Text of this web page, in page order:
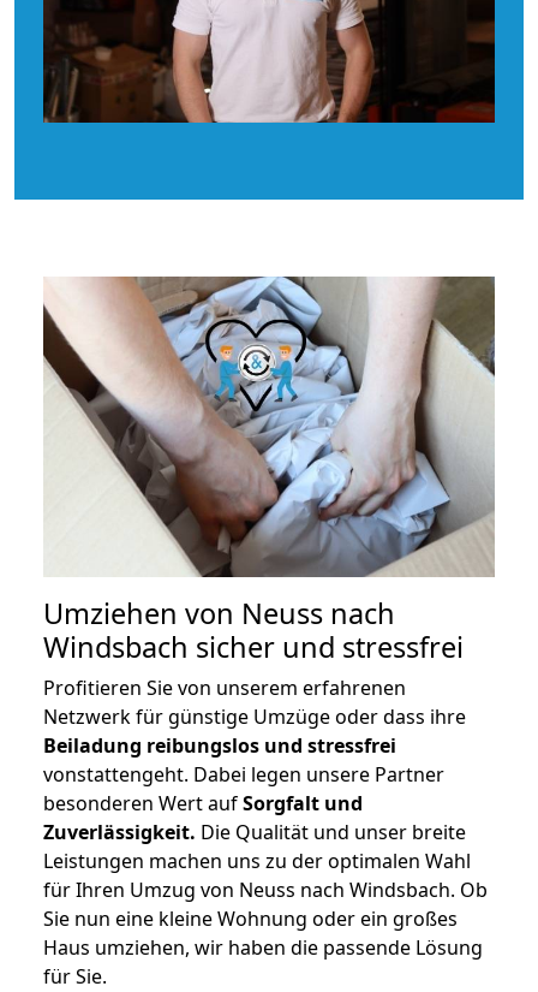
Umziehen von Neuss nach
Windsbach sicher und stressfrei
Profitieren Sie von unserem erfahrenen
Netzwerk für günstige Umzüge oder dass ihre
Beiladung reibungslos und stressfrei
vonstattengeht. Dabei legen unsere Partner
besonderen Wert aufSorgfalt und
Zuverlässigkeit. Die Qualität und unser breite
Leistungen machen uns zu der optimalen Wahl
für Ihren Umzug von Neuss nach Windsbach. Ob
Sie nun eine kleine Wohnung oder ein großes
Haus umziehen, wir haben die passende Lösung
für Sie.